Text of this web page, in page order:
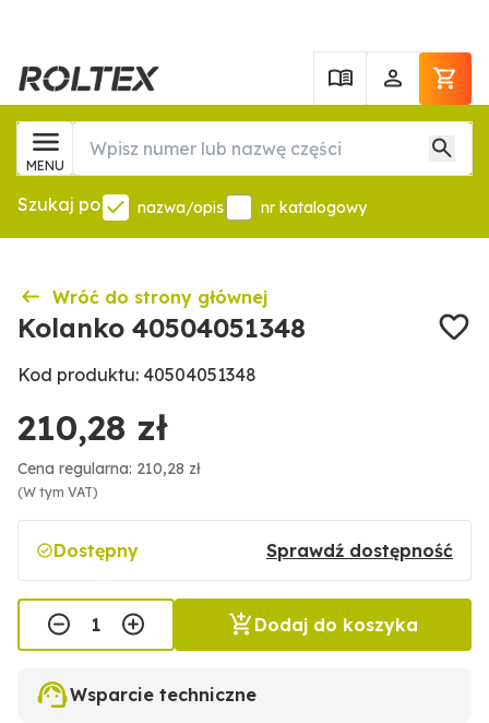
MENU
Szukaj po nazwa/opis nr katalogowy
Wróć do strony głównej
Kolanko 40504051348
Kod produktu: 40504051348
210,28 zł
Cena regularna: 210,28 zł
(W tym VAT)
Dostępny Sprawdź dostępność
Dodaj do koszyka
Wsparcie techniczne